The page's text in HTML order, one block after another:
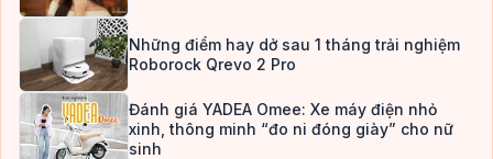
Những điểm hay dở sau 1 tháng trải nghiệm
Roborock Qrevo 2 Pro
Đánh giá YADEA Omee: Xe máy điện nhỏ
xinh, thông minh “đo ni đóng giày” cho nữ
sinh